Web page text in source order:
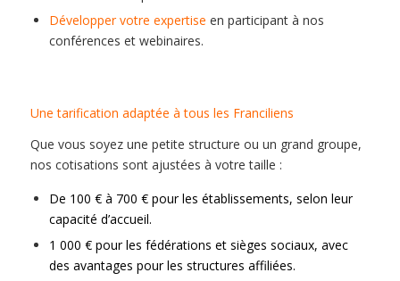
Développer votre expertise en participant à nos
conférences et webinaires.
Une tarification adaptée à tous les Franciliens
Que vous soyez une petite structure ou un grand groupe,
nos cotisations sont ajustées à votre taille :
De 100 € à 700 € pour les établissements, selon leur
capacité d’accueil.
1 000 € pour les fédérations et sièges sociaux, avec
des avantages pour les structures affiliées.